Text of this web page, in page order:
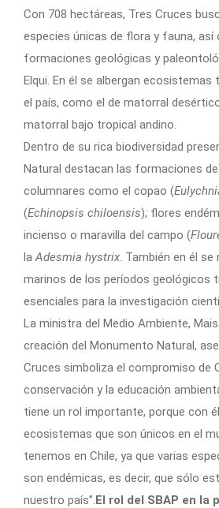
Con 708 hectáreas, Tres Cruces
especies únicas de flora y fauna,
formaciones geológicas y
Elqui. En él se albergan
el país, como el de matorral
matorral bajo tropical andino.
Dentro de su rica biodiversidad
Natural destacan las formaciones
columnares como el copao (
(Echinopsis chiloensis); flores
incienso o maravilla del campo (
la Adesmia hystrix . También en él
marinos de los períodos geológicos
esenciales para la investigación
La ministra del Medio Ambiente,
creación del Monumento Natural,
Cruces simboliza el compromiso de
conservación y la educación
tiene un rol importante, porque con
ecosistemas que son únicos en el
tenemos en Chile, ya que varias
son endémicas, es decir, que sólo
nuestro país”. El rol del SBAP en la